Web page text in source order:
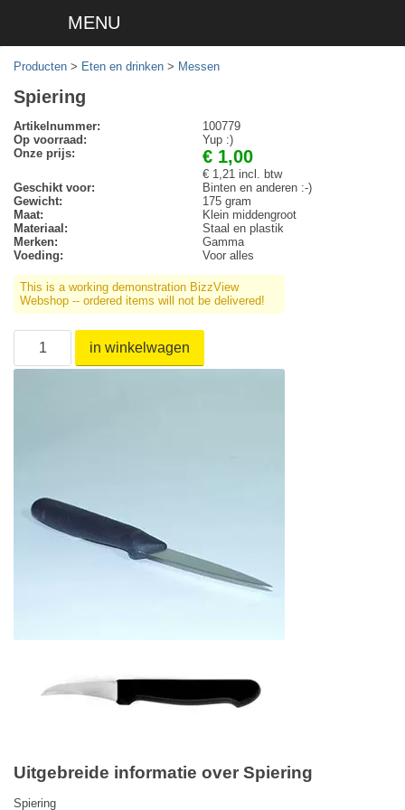
MENU
Producten > Eten en drinken > Messen
Spiering
Artikelnummer:
100779
Op voorraad:
Yup :)
Onze prijs:
€ 1,00
€ 1,21 incl. btw
Geschikt voor:
Binten en anderen :-)
Gewicht:
175 gram
Maat:
Klein middengroot
Materiaal:
Staal en plastik
Merken:
Gamma
Voeding:
Voor alles
This is a working demonstration BizzView
Webshop -- ordered items will not be delivered!
in winkelwagen
Uitgebreide informatie over Spiering
Spiering